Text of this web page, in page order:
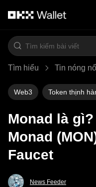
Tìm hiểu Tin nóng
Web3 Token thịnh
Monad là
Monad
Faucet
News Feeder